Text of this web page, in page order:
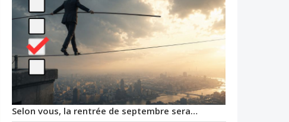
Selon vous, la rentrée de septembre sera…